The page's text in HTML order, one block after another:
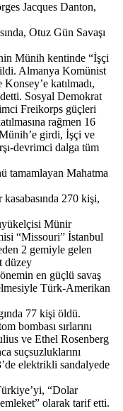
Jacques Danton,
Otuz Gün Savaşı
Münih kentinde “İşçi
Almanya Komünist
katılmadı,
Sosyal Demokrat
Freikorps güçleri
rağmen 16
girdi, İşçi ve
devrimci dalga tüm
tamamlayan Mahatma
270 kişi,
Münir
“Missouri” İstanbul
2 gemiyle gelen
düzey
en güçlü savaş
Türk-Amerikan
77 kişi öldü.
bombası sırlarını
ve Ethel Rosenberg
suçsuzluklarını
elektrikli sandalyede
“Dolar
olarak tarif etti.